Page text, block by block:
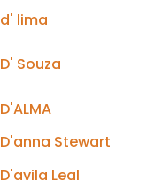
d' lima
D' Souza
D'ALMA
D'anna Stewart
D'avila Leal